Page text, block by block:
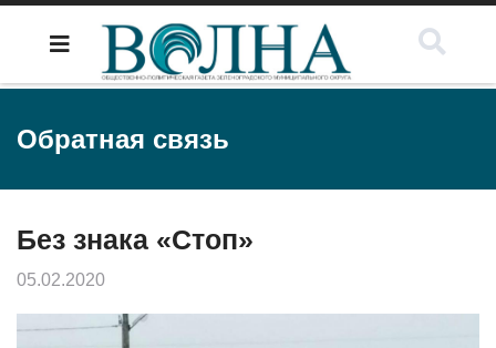
Обратная связь
Без знака «Стоп»
05.02.2020